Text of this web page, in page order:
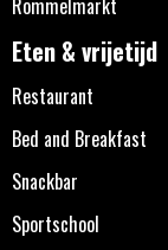
Rommelmarkt
Eten & vrijetijd
Restaurant
Bed and Breakfast
Snackbar
Sportschool